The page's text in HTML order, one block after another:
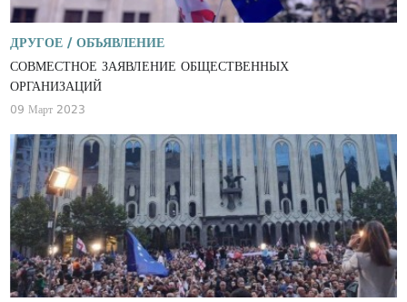
ДРУГОЕ / ОБЪЯВЛЕНИЕ
СОВМЕСТНОЕ ЗАЯВЛЕНИЕ ОБЩЕСТВЕННЫХ
ОРГАНИЗАЦИЙ
09 Март 2023